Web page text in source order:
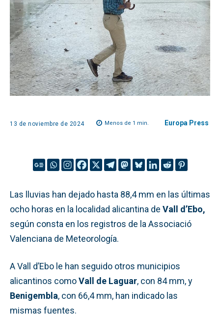
13 de noviembre de 2024 Menos de 1 min. Europa Press
Las lluvias han dejado hasta 88,4 mm en las últimas
ocho horas en la localidad alicantina de Vall d’Ebo,
según consta en los registros de la Associació
Valenciana de Meteorología.
A Vall d’Ebo le han seguido otros municipios
alicantinos comoVall de Laguar, con 84 mm, y
Benigembla, con 66,4 mm, han indicado las
mismas fuentes.